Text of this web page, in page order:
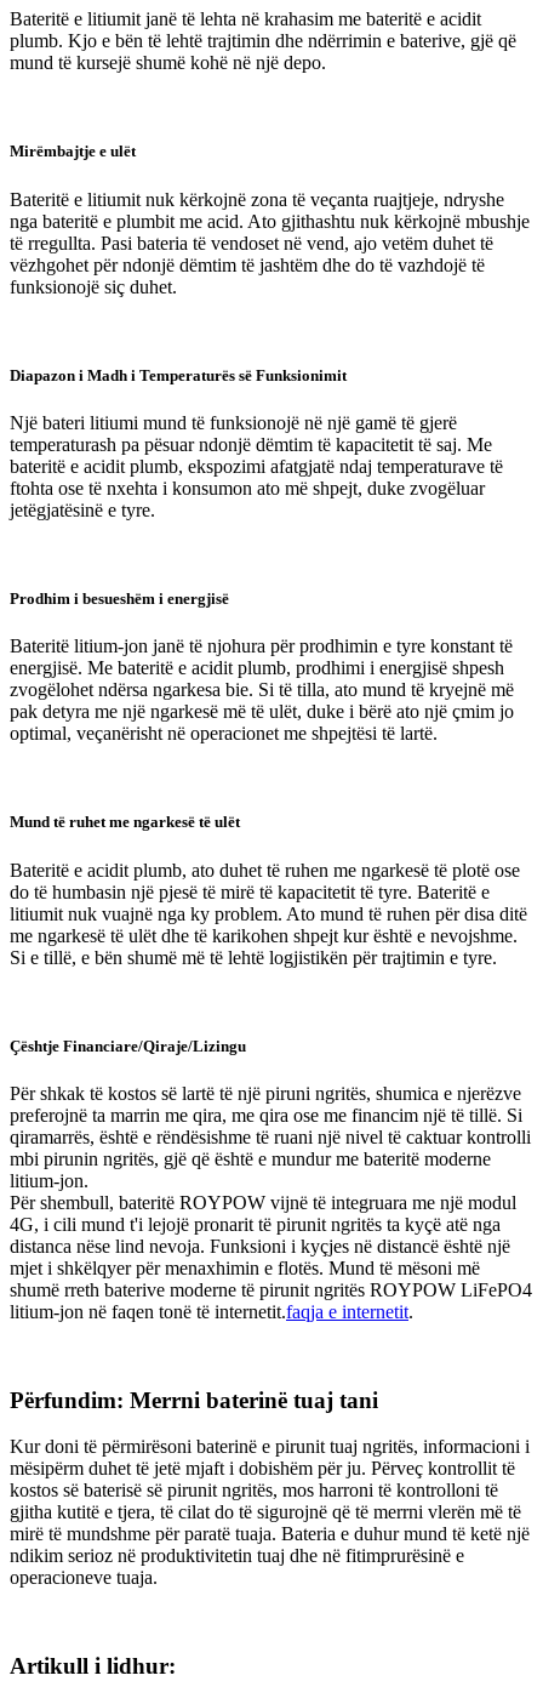
Bateritë e litiumit janë të lehta në krahasim me bateritë e acidit
plumb. Kjo e bën të lehtë trajtimin dhe ndërrimin e baterive, gjë që
mund të kursejë shumë kohë në një depo.
Mirëmbajtje e ulët
Bateritë e litiumit nuk kërkojnë zona të veçanta ruajtjeje, ndryshe
nga bateritë e plumbit me acid. Ato gjithashtu nuk kërkojnë mbushje
të rregullta. Pasi bateria të vendoset në vend, ajo vetëm duhet të
vëzhgohet për ndonjë dëmtim të jashtëm dhe do të vazhdojë të
funksionojë siç duhet.
Diapazon i Madh i Temperaturës së Funksionimit
Një bateri litiumi mund të funksionojë në një gamë të gjerë
temperaturash pa pësuar ndonjë dëmtim të kapacitetit të saj. Me
bateritë e acidit plumb, ekspozimi afatgjatë ndaj temperaturave të
ftohta ose të nxehta i konsumon ato më shpejt, duke zvogëluar
jetëgjatësinë e tyre.
Prodhim i besueshëm i energjisë
Bateritë litium-jon janë të njohura për prodhimin e tyre konstant të
energjisë. Me bateritë e acidit plumb, prodhimi i energjisë shpesh
zvogëlohet ndërsa ngarkesa bie. Si të tilla, ato mund të kryejnë më
pak detyra me një ngarkesë më të ulët, duke i bërë ato një çmim jo
optimal, veçanërisht në operacionet me shpejtësi të lartë.
Mund të ruhet me ngarkesë të ulët
Bateritë e acidit plumb, ato duhet të ruhen me ngarkesë të plotë ose
do të humbasin një pjesë të mirë të kapacitetit të tyre. Bateritë e
litiumit nuk vuajnë nga ky problem. Ato mund të ruhen për disa ditë
me ngarkesë të ulët dhe të karikohen shpejt kur është e nevojshme.
Si e tillë, e bën shumë më të lehtë logjistikën për trajtimin e tyre.
Çështje Financiare/Qiraje/Lizingu
Për shkak të kostos së lartë të një piruni ngritës, shumica e njerëzve
preferojnë ta marrin me qira, me qira ose me financim një të tillë. Si
qiramarrës, është e rëndësishme të ruani një nivel të caktuar kontrolli
mbi pirunin ngritës, gjë që është e mundur me bateritë moderne
litium-jon.
Për shembull, bateritë ROYPOW vijnë të integruara me një modul
4G, i cili mund t'i lejojë pronarit të pirunit ngritës ta kyçë atë nga
distanca nëse lind nevoja. Funksioni i kyçjes në distancë është një
mjet i shkëlqyer për menaxhimin e flotës. Mund të mësoni më
shumë rreth baterive moderne të pirunit ngritës ROYPOW LiFePO4
litium-jon në faqen tonë të internetit.faqja e internetit.
Përfundim: Merrni baterinë tuaj tani
Kur doni të përmirësoni baterinë e pirunit tuaj ngritës, informacioni i
mësipërm duhet të jetë mjaft i dobishëm për ju. Përveç kontrollit të
kostos së baterisë së pirunit ngritës, mos harroni të kontrolloni të
gjitha kutitë e tjera, të cilat do të sigurojnë që të merrni vlerën më të
mirë të mundshme për paratë tuaja. Bateria e duhur mund të ketë një
ndikim serioz në produktivitetin tuaj dhe në fitimprurësinë e
operacioneve tuaja.
Artikull i lidhur: